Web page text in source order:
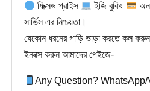
ফিক্সড প্রাইস ইজি বুকিং
সার্ভিস এর নিশ্চয়তা।
যেকোন ধরনের গাড়ি ভাড়া করতে কল
ইনবক্স করুন আমাদের পেইজে-
Any Question?